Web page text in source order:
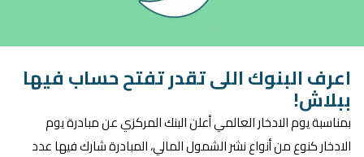
اعرف البنوك اللى تقدر تفتح حساب فيها
ببلاش!
بمناسبة يوم الادخار العالمي أعلن البنك المركزي عن مبادرة يوم
الادخار كنوع من أنواع نشر الشمول المالي، المبادرة شارك فيها عدد